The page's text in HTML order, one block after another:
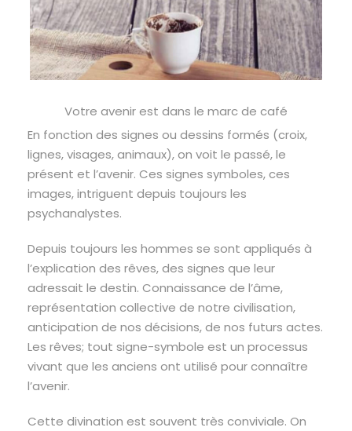
Votre avenir est dans le marc de café
En fonction des signes ou dessins formés (croix,
lignes, visages, animaux), on voit le passé, le
présent et l’avenir. Ces signes symboles, ces
images, intriguent depuis toujours les
psychanalystes.
Depuis toujours les hommes se sont appliqués à
l’explication des rêves, des signes que leur
adressait le destin. Connaissance de l’âme,
représentation collective de notre civilisation,
anticipation de nos décisions, de nos futurs actes.
Les rêves; tout signe-symbole est un processus
vivant que les anciens ont utilisé pour connaître
l’avenir.
Cette divination est souvent très conviviale. On